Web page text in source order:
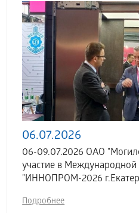
06.07.2026
06-09.07.2026 ОАО
участие в Международной
"ИННОПРОМ-2026
Подробнее